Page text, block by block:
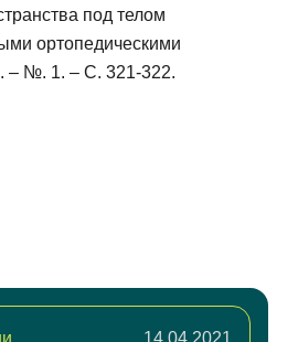
под телом
ортопедическими
– №. 1. – С. 321-322.
14.04.2021